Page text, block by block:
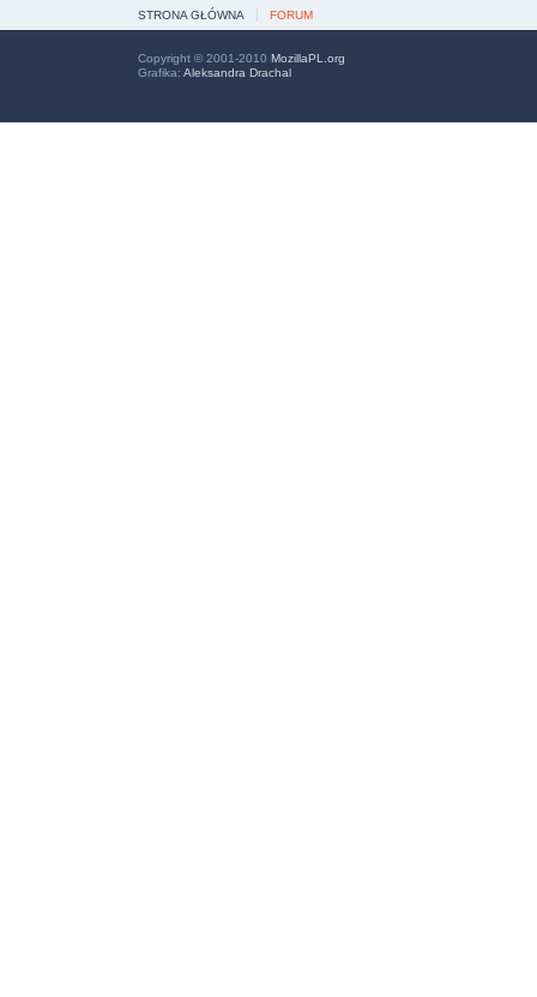
STRONA GŁÓWNA FORUM
Copyright © 2001-2010 MozillaPL.org
Grafika: Aleksandra Drachal